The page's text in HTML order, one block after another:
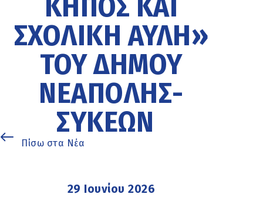
ΣΧΟΛΙΚΉ ΑΥΛΉ»
ΤΟΥ ΔΉΜΟΥ
ΝΕΆΠΟΛΗΣ-
ΣΥΚΕΏΝ
Πίσω στα Νέα
29 Ιουνίου 2026